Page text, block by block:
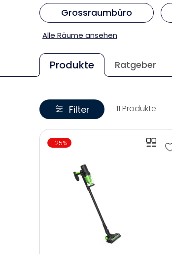
Grossraumbüro
Alle Räume ansehen
Produkte Ratgeber
Filter 11 Produkte
-25%